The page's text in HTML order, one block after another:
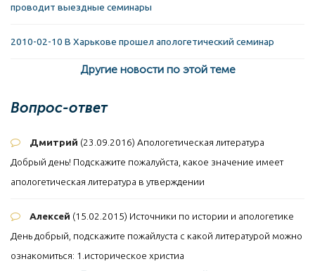
проводит выездные семинары
2010-02-10 В Харькове прошел апологетический семинар
Другие новости по этой теме
Вопрос-ответ
Дмитрий (23.09.2016) Апологетическая литература
Добрый день! Подскажите пожалуйста, какое значение имеет
апологетическая литература в утверждении
Алексей (15.02.2015) Источники по истории и апологетике
День добрый, подскажите пожайлуста с какой литературой можно
ознакомиться: 1.историческое христиа